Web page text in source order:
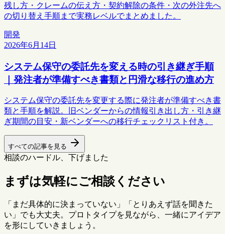
残し方・クレームの伝え方・契約解除の条件・次の外注先へ
の切り替え手順まで実務レベルでまとめました。
開発
2026年6月14日
システム保守の委託先を変える時の引き継ぎ手順
｜発注者が準備すべき書類と円滑な移行の進め方
システム保守の委託先を変更する際に発注者が準備すべき書
類と手順を解説。旧ベンダーからの情報引き出し方・引き継
ぎ期間の目安・新ベンダーへの移行チェックリスト付き。
すべての記事を見る
相談のハードル、下げました
まずは気軽にご相談ください
「まだ具体的に決まっていない」「とりあえず話を聞きた
い」でも大丈夫。プロトタイプを見ながら、一緒にアイデア
を形にしていきましょう。